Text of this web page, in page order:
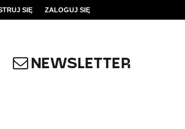
SIĘ ZALOGUJ SIĘ
PLN
NEWSLETTER